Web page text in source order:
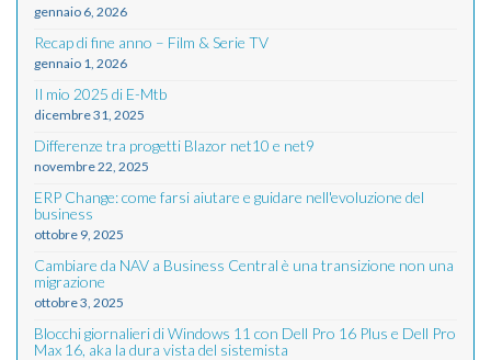
gennaio 6, 2026
Recap di fine anno – Film & Serie TV
gennaio 1, 2026
Il mio 2025 di E-Mtb
dicembre 31, 2025
Differenze tra progetti Blazor net10 e net9
novembre 22, 2025
ERP Change: come farsi aiutare e guidare nell'evoluzione del
business
ottobre 9, 2025
Cambiare da NAV a Business Central è una transizione non una
migrazione
ottobre 3, 2025
Blocchi giornalieri di Windows 11 con Dell Pro 16 Plus e Dell Pro
Max 16, aka la dura vista del sistemista